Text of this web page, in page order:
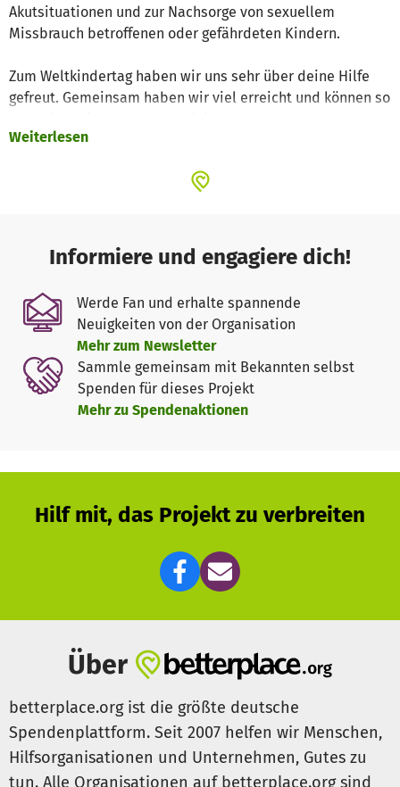
Akutsituationen und zur Nachsorge von sexuellem
Missbrauch betroffenen oder gefährdeten Kindern.
Zum Weltkindertag haben wir uns sehr über deine Hilfe
gefreut. Gemeinsam haben wir viel erreicht und können so
Ausbeutung schützen.
Ganz vielen, lieben Dank, dass du dabei bist!
Weiterlesen
Informiere und engagiere dich!
Werde Fan und erhalte spannende
Neuigkeiten von der Organisation
Mehr zum Newsletter
Sammle gemeinsam mit Bekannten selbst
Spenden für dieses Projekt
Mehr zu Spendenaktionen
Hilf mit, das Projekt zu verbreiten
Über
betterplace.org ist die größte deutsche
Spendenplattform. Seit 2007 helfen wir Menschen,
Hilfsorganisationen und Unternehmen, Gutes zu
tun. Alle Organisationen auf betterplace.org sind